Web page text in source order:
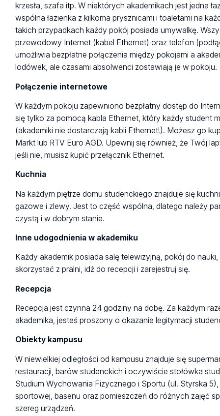
krzesła, szafa itp. W niektórych akademikach jest jedna
wspólna łazienka z kilkoma prysznicami i toaletami na
takich przypadkach każdy pokój posiada umywalkę.
przewodowy Internet (kabel Ethernet) oraz telefon
umożliwia bezpłatne połączenia między pokojami a
lodówek, ale czasami absolwenci zostawiają je w pokoju.
Połączenie internetowe
W każdym pokoju zapewniono bezpłatny dostęp do
się tylko za pomocą kabla Ethernet, który każdy student
(akademiki nie dostarczają kabli Ethernet!). Możesz go
Markt lub RTV Euro AGD. Upewnij się również, że Twój
jeśli nie, musisz kupić przełącznik Ethernet.
Kuchnia
Na każdym piętrze domu studenckiego znajduje się
gazowe i zlewy. Jest to część wspólna, dlatego należy
czystą i w dobrym stanie.
Inne udogodnienia w akademiku
Każdy akademik posiada salę telewizyjną, pokój do
skorzystać z pralni, idź do recepcji i zarejestruj się.
Recepcja
Recepcja jest czynna 24 godziny na dobę. Za każdym
akademika, jesteś proszony o okazanie legitymacji
Obiekty kampusu
W niewielkiej odległości od kampusu znajduje się
restauracji, barów studenckich i oczywiście stołówka
Studium Wychowania Fizycznego i Sportu (ul. Styrska 5),
sportowej, basenu oraz pomieszczeń do różnych zajęć
szereg urządzeń.